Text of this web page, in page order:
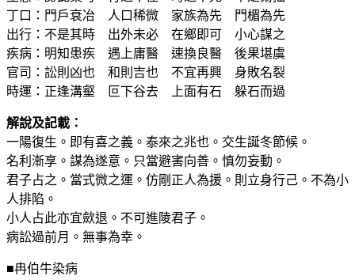
丁口：門戶衰冶 人口稀微 家族為先 門楣為先
出行：不是其時 出外未必 在鄉即可 小心謀之
疾病：明知患疾 遇上庸醫 速換良醫 後果堪虞
官司：訟則凶也 和則吉也 不宜再興 身敗名裂
時運：正逢溝壑 叵下谷去 上面有石 躲石而過
解說及記載：
一陽復生。即有喜之義。泰來之兆也。交生誕冬節候。
名利漸享。謀為遂意。只當避害向善。慎勿妄動。
君子占之。當式微之運。仿剛正人為援。則立身行己。不為小
人排陷。
小人占此亦宜歛退。不可進陵君子。
病訟過前月。無事為幸。
■冉伯牛染病